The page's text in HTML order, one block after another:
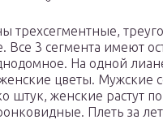
трехсегментные,
3 сегмента имеют
На одной
цветы. Мужские
штук, женские растут
Плеть за